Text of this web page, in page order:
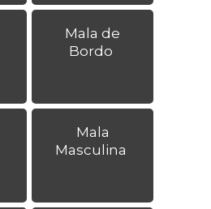
Mala de
Bordo
Mala
Masculina